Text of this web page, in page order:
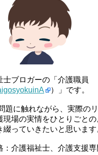
士ブロガーの「介護職員
）」です。
題に触れながら、実際の
現場の実情をひとりごとの
綴っていきたいと思います
：介護福祉士、介護支援専